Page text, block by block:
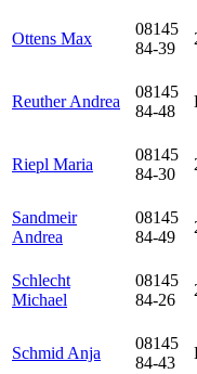
Ottens Max
08145
84-39
Reuther Andrea
08145
84-48
Riepl Maria
08145
84-30
Sandmeir
Andrea
08145
84-49
Schlecht
Michael
08145
84-26
Schmid Anja
08145
84-43